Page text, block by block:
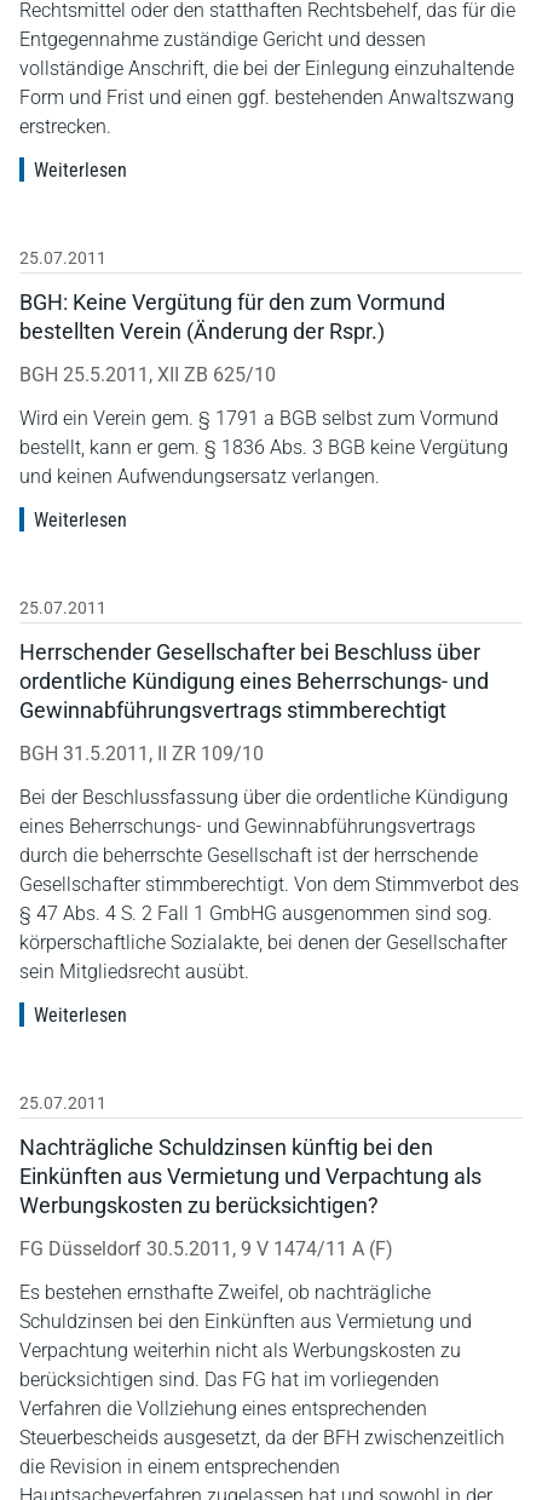
Rechtsmittel oder den statthaften Rechtsbehelf, das für die
Entgegennahme zuständige Gericht und dessen
vollständige Anschrift, die bei der Einlegung einzuhaltende
Form und Frist und einen ggf. bestehenden Anwaltszwang
erstrecken.
Weiterlesen
25.07.2011
BGH: Keine Vergütung für den zum Vormund
bestellten Verein (Änderung der Rspr.)
BGH 25.5.2011, XII ZB 625/10
Wird ein Verein gem. § 1791 a BGB selbst zum Vormund
bestellt, kann er gem. § 1836 Abs. 3 BGB keine Vergütung
und keinen Aufwendungsersatz verlangen.
Weiterlesen
25.07.2011
Herrschender Gesellschafter bei Beschluss über
ordentliche Kündigung eines Beherrschungs- und
Gewinnabführungsvertrags stimmberechtigt
BGH 31.5.2011, II ZR 109/10
Bei der Beschlussfassung über die ordentliche Kündigung
eines Beherrschungs- und Gewinnabführungsvertrags
durch die beherrschte Gesellschaft ist der herrschende
Gesellschafter stimmberechtigt. Von dem Stimmverbot des
§ 47 Abs. 4 S. 2 Fall 1 GmbHG ausgenommen sind sog.
körperschaftliche Sozialakte, bei denen der Gesellschafter
sein Mitgliedsrecht ausübt.
Weiterlesen
25.07.2011
Nachträgliche Schuldzinsen künftig bei den
Einkünften aus Vermietung und Verpachtung als
Werbungskosten zu berücksichtigen?
FG Düsseldorf 30.5.2011, 9 V 1474/11 A (F)
Es bestehen ernsthafte Zweifel, ob nachträgliche
Schuldzinsen bei den Einkünften aus Vermietung und
Verpachtung weiterhin nicht als Werbungskosten zu
berücksichtigen sind. Das FG hat im vorliegenden
Verfahren die Vollziehung eines entsprechenden
Steuerbescheids ausgesetzt, da der BFH zwischenzeitlich
die Revision in einem entsprechenden
Hauptsacheverfahren zugelassen hat und sowohl in der